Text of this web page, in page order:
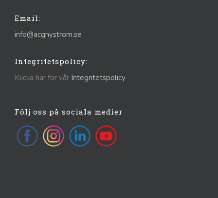
Email:
info@acgnystrom.se
Integritetspolicy:
Klicka här för vår Integritetspolicy
Följ oss på sociala medier